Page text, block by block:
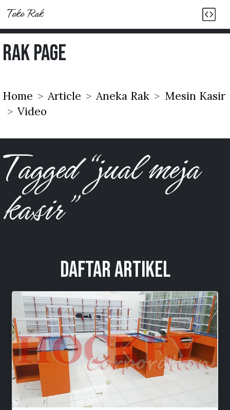
Toko Rak
Rak Page
Home Article Aneka Rak
Mesin Kasir
Video
Tagged “jual meja
kasir”
Daftar Artikel